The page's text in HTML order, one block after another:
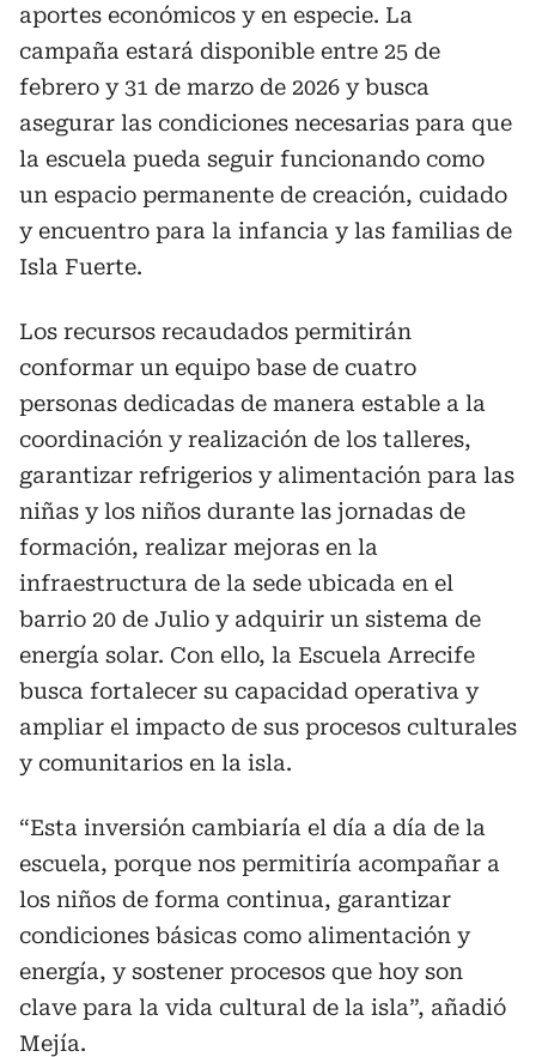
aportes económicos y en especie. La
campaña estará disponible entre 25 de
febrero y 31 de marzo de 2026 y busca
asegurar las condiciones necesarias para que
la escuela pueda seguir funcionando como
un espacio permanente de creación, cuidado
y encuentro para la infancia y las familias de
Isla Fuerte.
Los recursos recaudados permitirán
conformar un equipo base de cuatro
personas dedicadas de manera estable a la
coordinación y realización de los talleres,
garantizar refrigerios y alimentación para las
niñas y los niños durante las jornadas de
formación, realizar mejoras en la
infraestructura de la sede ubicada en el
barrio 20 de Julio y adquirir un sistema de
energía solar. Con ello, la Escuela Arrecife
busca fortalecer su capacidad operativa y
ampliar el impacto de sus procesos culturales
y comunitarios en la isla.
“Esta inversión cambiaría el día a día de la
escuela, porque nos permitiría acompañar a
los niños de forma continua, garantizar
condiciones básicas como alimentación y
energía, y sostener procesos que hoy son
clave para la vida cultural de la isla”, añadió
Mejía.